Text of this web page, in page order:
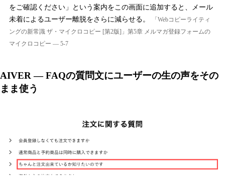
をご確認ください」という案内をこの画面に追加すると、メール
未着によるユーザー離脱をさらに減らせる。
「Webコピーライティ
ングの新常識 ザ・マイクロコピー [第2版]」第5章 メルマガ登録フォームの
マイクロコピー — 5-7
AIVER — FAQの質問文にユーザーの生の声をその
まま使う